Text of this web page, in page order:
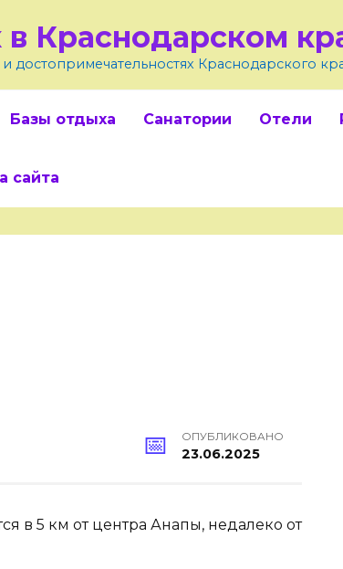
Краснодарском
достопримечательностях Краснодарского
Базы отдыха Санатории Отели
сайта
ОПУБЛИКОВАНО
23.06.2025
в 5 км от центра Анапы, недалеко от